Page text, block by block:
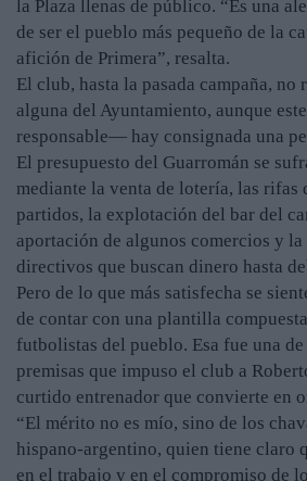
la Plaza llenas de público. “Es una
de ser el pueblo más pequeño de la
afición de Primera”, resalta.
El club, hasta la pasada campaña,
alguna del Ayuntamiento, aunque
responsable— hay consignada una
El presupuesto del Guarromán se
mediante la venta de lotería, las rifas
partidos, la explotación del bar del
aportación de algunos comercios y
directivos que buscan dinero hasta
Pero de lo que más satisfecha se
de contar con una plantilla
futbolistas del pueblo. Esa fue una
premisas que impuso el club a
curtido entrenador que convierte en
“El mérito no es mío, sino de los
hispano-argentino, quien tiene claro
en el trabajo y en el compromiso de